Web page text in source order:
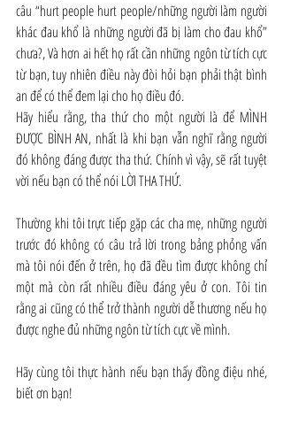
câu “hurt people hurt people/những người làm người
khác đau khổ là những người đã bị làm cho đau khổ”
chưa?, Và hơn ai hết họ rất cần những ngôn từ tích cực
từ bạn, tuy nhiên điều này đòi hỏi bạn phải thật bình
an để có thể đem lại cho họ điều đó.
Hãy hiểu rằng, tha thứ cho một người là để MÌNH
ĐƯỢC BÌNH AN, nhất là khi bạn vẫn nghĩ rằng người
đó không đáng được tha thứ. Chính vì vậy, sẽ rất tuyệt
vời nếu bạn có thể nói LỜI THA THỨ.
Thường khi tôi trực tiếp gặp các cha mẹ, những người
trước đó không có câu trả lời trong bảng phỏng vấn
mà tôi nói đến ở trên, họ đã đều tìm được không chỉ
một mà còn rất nhiều điều đáng yêu ở con. Tôi tin
rằng ai cũng có thể trở thành người dễ thương nếu họ
được nghe đủ những ngôn từ tích cực về mình.
Hãy cùng tôi thực hành nếu bạn thấy đồng điệu nhé,
biết ơn bạn!